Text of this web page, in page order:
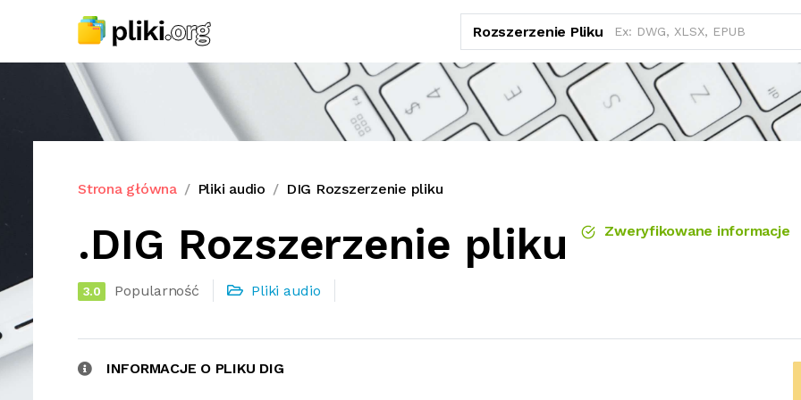
Rozszerzenie Pliku
Strona główna Pliki audio DIG Rozszerzenie pliku
.DIG Rozszerzenie pliku Zweryfikowane informacje
3.0 Popularność Pliki audio
INFORMACJE O PLIKU DIG